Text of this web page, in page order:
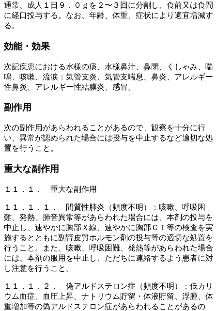
通常、成人１日９．０ｇを２〜３回に分割し、食前又は食間
に経口投与する。なお、年齢、体重、症状により適宜増減す
る。
効能・効果
次記疾患における水様の痰、水様鼻汁、鼻閉、くしゃみ、喘
鳴、咳嗽、流涙：気管支炎、気管支喘息、鼻炎、アレルギー
性鼻炎、アレルギー性結膜炎、感冒。
副作用
次の副作用があらわれることがあるので、観察を十分に行
い、異常が認められた場合には投与を中止するなど適切な処
置を行うこと。
重大な副作用
１１．１． 重大な副作用
１１．１．１． 間質性肺炎（頻度不明）：咳嗽、呼吸困
難、発熱、肺音異常等があらわれた場合には、本剤の投与を
中止し、速やかに胸部Ｘ線、速やかに胸部ＣＴ等の検査を実
施するとともに副腎皮質ホルモン剤の投与等の適切な処置を
行うこと。また、咳嗽、呼吸困難、発熱等があらわれた場合
には、本剤の服用を中止し、ただちに連絡するよう患者に対
し注意を行うこと。
１１．１．２． 偽アルドステロン症（頻度不明）：低カリ
ウム血症、血圧上昇、ナトリウム貯留・体液貯留、浮腫、体
重増加等の偽アルドステロン症があらわれることがあるの